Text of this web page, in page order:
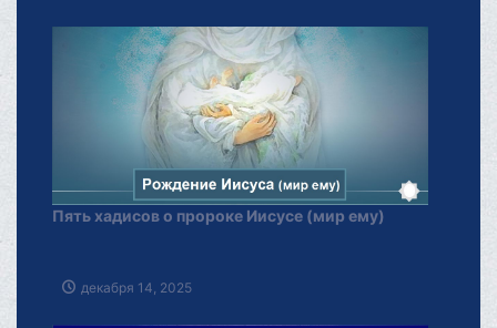
Пять хадисов о пророке Иисусе (мир ему)
декабря 14, 2025